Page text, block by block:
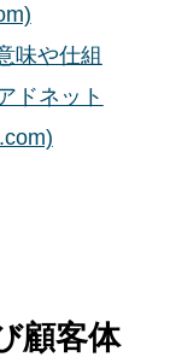
味や仕組
ドネット
顧客体